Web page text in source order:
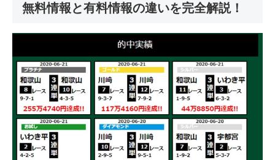
無料情報と有料情報の違いを完全解説！